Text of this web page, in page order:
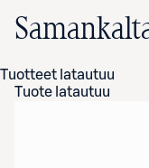
Tuotteet latautuu
Tuote latautuu